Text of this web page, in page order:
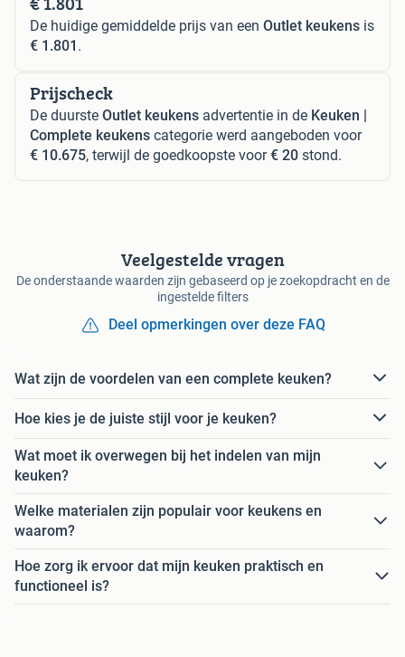
De huidige gemiddelde prijs van een Outlet keukens is
€ 1.801 .
Prijscheck
De duurste Outlet keukens advertentie in de Keuken |
Complete keukens categorie werd aangeboden voor
€ 10.675, terwijl de goedkoopste voor€ 20 stond.
Veelgestelde vragen
De onderstaande waarden zijn gebaseerd op je zoekopdracht en de
ingestelde filters
Deel opmerkingen over deze FAQ
Wat zijn de voordelen van een complete keuken?
Hoe kies je de juiste stijl voor je keuken?
Wat moet ik overwegen bij het indelen van mijn
keuken?
Welke materialen zijn populair voor keukens en
waarom?
Hoe zorg ik ervoor dat mijn keuken praktisch en
functioneel is?